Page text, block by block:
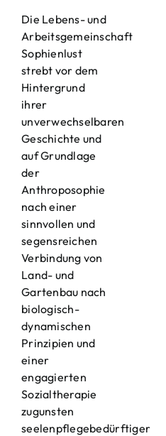
Die Lebens- und
Arbeitsgemeinschaft
Sophienlust
strebt vor dem
Hintergrund
ihrer
unverwechselbaren
Geschichte und
auf Grundlage
der
Anthroposophie
nach einer
sinnvollen und
segensreichen
Verbindung von
Land- und
Gartenbau nach
biologisch-
dynamischen
Prinzipien und
einer
engagierten
Sozialtherapie
zugunsten
seelenpflegebedürftiger